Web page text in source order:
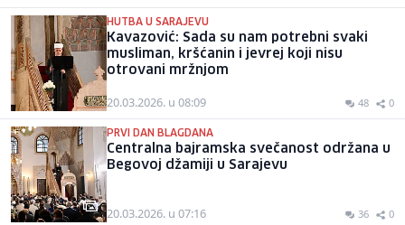
HUTBA U SARAJEVU
Kavazović: Sada su nam potrebni svaki
musliman, kršćanin i jevrej koji nisu
otrovani mržnjom
20.03.2026. u 08:09 48 0
PRVI DAN BLAGDANA
Centralna bajramska svečanost održana u
Begovoj džamiji u Sarajevu
20.03.2026. u 07:16 36 0